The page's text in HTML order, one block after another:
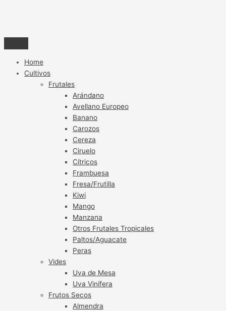
Home
Cultivos
Frutales
Arándano
Avellano Europeo
Banano
Carozos
Cereza
Ciruelo
Cítricos
Frambuesa
Fresa/Frutilla
Kiwi
Mango
Manzana
Otros Frutales Tropicales
Paltos/Aguacate
Peras
Vides
Uva de Mesa
Uva Vinífera
Frutos Secos
Almendra